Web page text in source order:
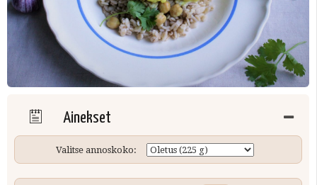
Ainekset
Valitse annoskoko: